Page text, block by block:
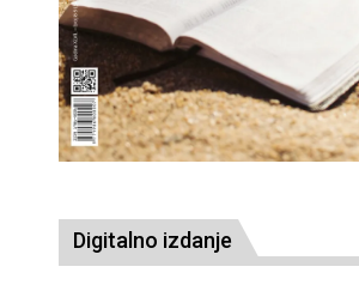
Digitalno izdanje